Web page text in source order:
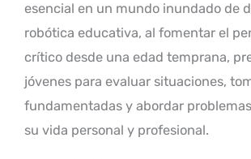
esencial en un mundo inundado de
robótica educativa, al fomentar el
crítico desde una edad temprana,
jóvenes para evaluar situaciones,
fundamentadas y abordar
su vida personal y profesional.